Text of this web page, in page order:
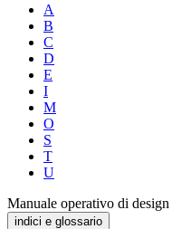
A
B
C
D
E
I
M
O
S
T
U
Manuale operativo di design
indici e glossario